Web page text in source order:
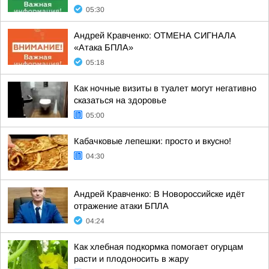
05:30
Андрей Кравченко: ОТМЕНА СИГНАЛА
«Атака БПЛА»
05:18
Как ночные визиты в туалет могут негативно
сказаться на здоровье
05:00
Кабачковые лепешки: просто и вкусно!
04:30
Андрей Кравченко: В Новороссийске идёт
отражение атаки БПЛА
04:24
Как хлебная подкормка помогает огурцам
расти и плодоносить в жару